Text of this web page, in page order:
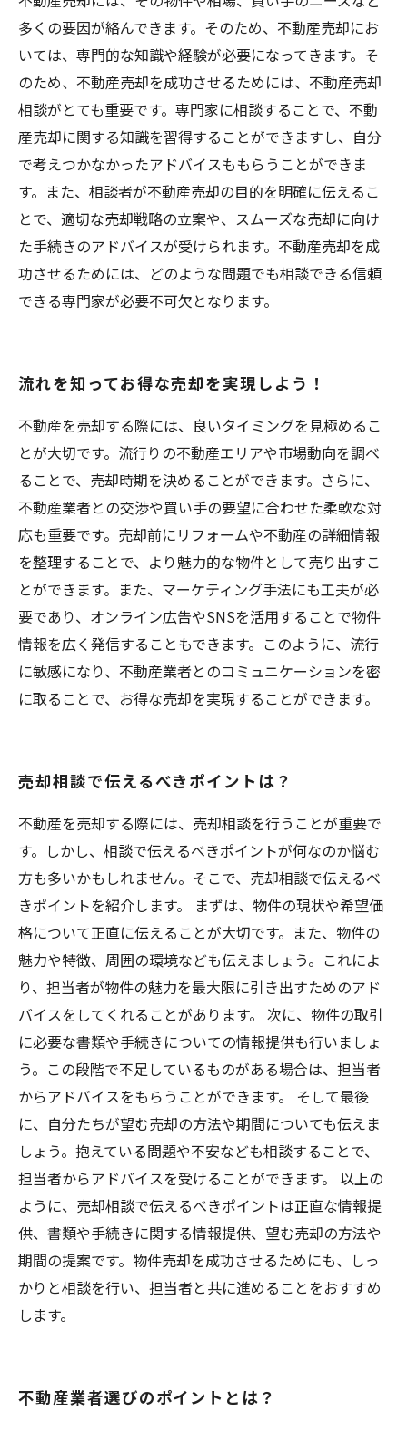
多くの要因が絡んできます。そのため、不動産売却にお
いては、専門的な知識や経験が必要になってきます。そ
のため、不動産売却を成功させるためには、不動産売却
相談がとても重要です。専門家に相談することで、不動
産売却に関する知識を習得することができますし、自分
で考えつかなかったアドバイスももらうことができま
す。また、相談者が不動産売却の目的を明確に伝えるこ
とで、適切な売却戦略の立案や、スムーズな売却に向け
た手続きのアドバイスが受けられます。不動産売却を成
功させるためには、どのような問題でも相談できる信頼
できる専門家が必要不可欠となります。
流れを知ってお得な売却を実現しよう！
不動産を売却する際には、良いタイミングを見極めるこ
とが大切です。流行りの不動産エリアや市場動向を調べ
ることで、売却時期を決めることができます。さらに、
不動産業者との交渉や買い手の要望に合わせた柔軟な対
応も重要です。売却前にリフォームや不動産の詳細情報
を整理することで、より魅力的な物件として売り出すこ
とができます。また、マーケティング手法にも工夫が必
要であり、オンライン広告やSNSを活用することで物件
情報を広く発信することもできます。このように、流行
に敏感になり、不動産業者とのコミュニケーションを密
に取ることで、お得な売却を実現することができます。
売却相談で伝えるべきポイントは？
不動産を売却する際には、売却相談を行うことが重要で
す。しかし、相談で伝えるべきポイントが何なのか悩む
方も多いかもしれません。そこで、売却相談で伝えるべ
きポイントを紹介します。 まずは、物件の現状や希望価
格について正直に伝えることが大切です。また、物件の
魅力や特徴、周囲の環境なども伝えましょう。これによ
り、担当者が物件の魅力を最大限に引き出すためのアド
バイスをしてくれることがあります。 次に、物件の取引
に必要な書類や手続きについての情報提供も行いましょ
う。この段階で不足しているものがある場合は、担当者
からアドバイスをもらうことができます。 そして最後
に、自分たちが望む売却の方法や期間についても伝えま
しょう。抱えている問題や不安なども相談することで、
担当者からアドバイスを受けることができます。 以上の
ように、売却相談で伝えるべきポイントは正直な情報提
供、書類や手続きに関する情報提供、望む売却の方法や
期間の提案です。物件売却を成功させるためにも、しっ
かりと相談を行い、担当者と共に進めることをおすすめ
します。
不動産業者選びのポイントとは？